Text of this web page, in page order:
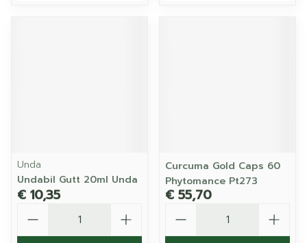
Unda
Undabil Gutt 20ml Unda
€ 10,35
Curcuma Gold Caps 60
Phytomance Pt273
€ 55,70